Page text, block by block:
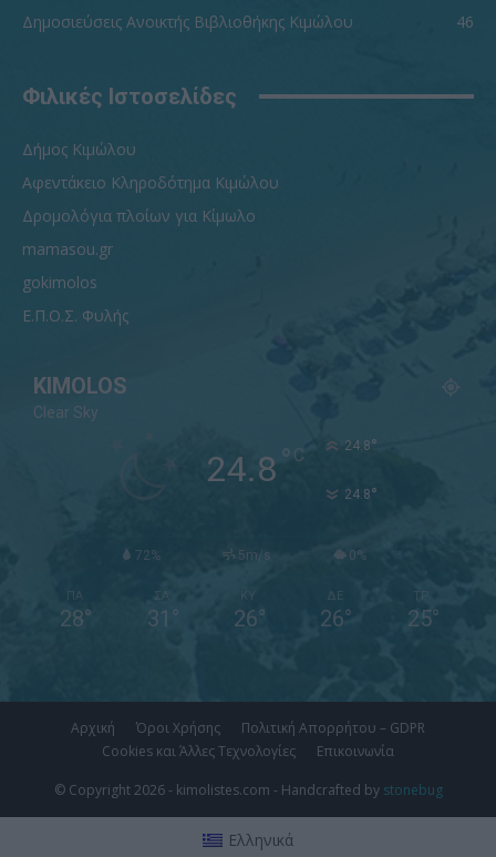
Δημοσιεύσεις Ανοικτής Βιβλιοθήκης Κιμώλου
46
Φιλικές Ιστοσελίδες
Δήμος Κιμώλου
Αφεντάκειο Κληροδότημα Κιμώλου
Δρομολόγια πλοίων για Κίμωλο
mamasou.gr
gokimolos
Ε.Π.Ο.Σ. Φυλής
KIMOLOS
Clear Sky
24.8° C 24.8°
24.8°
72% 5m/s 0%
ΠΑ
28°
ΣΑ
31 °
ΚΥ
26°
ΔΕ
26°
ΤΡ
25°
Αρχική Όροι Χρήσης
Πολιτική Απορρήτου – GDPR
Cookies και Άλλες Τεχνολογίες
Επικοινωνία
© Copyright 2026 - kimolistes.com - Handcrafted by stonebug
Ελληνικά